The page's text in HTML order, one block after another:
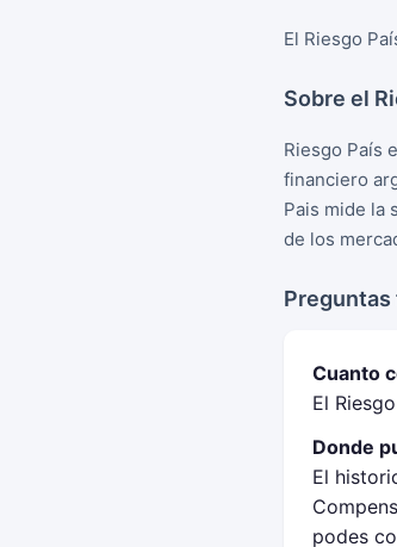
El Riesgo
Sobre el
Riesgo País
financiero
Pais mide la
de los
Cuanto
El
Donde
El
podes